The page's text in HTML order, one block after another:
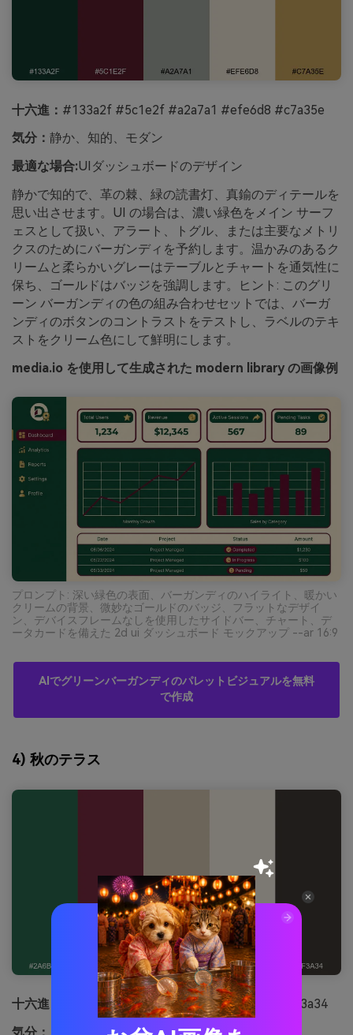
十六進： #133a2f #5c1e2f #a2a7a1 #efe6d8 #c7a35e
気分： 静か、知的、モダン
最適な場合:UIダッシュボードのデザイン
静かで知的で、革の棘、緑の読書灯、真鍮のディテールを
思い出させます。UI の場合は、濃い緑色をメイン サーフ
ェスとして扱い、アラート、トグル、または主要なメトリ
クスのためにバーガンディを予約します。温かみのあるク
リームと柔らかいグレーはテーブルとチャートを通気性に
保ち、ゴールドはバッジを強調します。ヒント: このグリ
ーン バーガンディの色の組み合わせセットでは、バーガ
ンディのボタンのコントラストをテストし、ラベルのテキ
ストをクリーム色にして鮮明にします。
media.io を使用して生成された modern library の画像例
プロンプト: 深い緑色の表面、バーガンディのハイライト、暖かい
クリームの背景、微妙なゴールドのバッジ、フラットなデザイ
ン、デバイスフレームなしを使用したサイドバー、チャート、デ
ータカードを備えた 2d ui ダッシュボード モックアップ --ar 16:9
AIでグリーンバーガンディのパレットビジュアルを無料
で作成
4) 秋のテラス
十六進：
#2a6b4f #7b2b3f #d7c9b2 #f6f0e6 #3f3a34